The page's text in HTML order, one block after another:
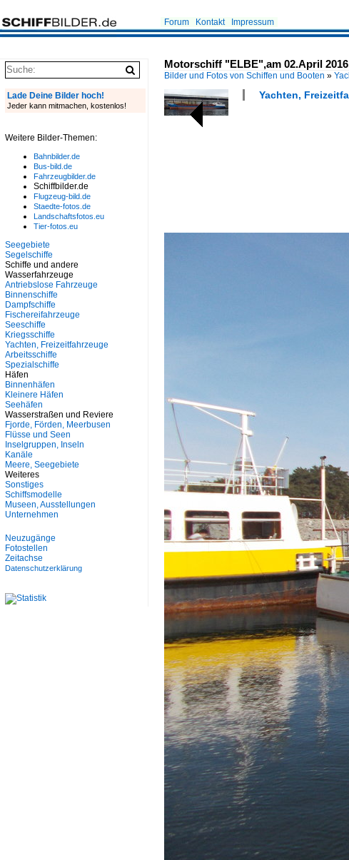
Forum Kontakt Impressum
Motorschiff "ELBE",am 02.April
Bilder und Fotos von Schiffen und Booten »
Yachten,
Lade Deine Bilder hoch!
Jeder kann mitmachen, kostenlos!
Weitere Bilder-Themen:
Bahnbilder.de
Bus-bild.de
Fahrzeugbilder.de
Schiffbilder.de
Flugzeug-bild.de
Staedte-fotos.de
Landschaftsfotos.eu
Tier-fotos.eu
Seegebiete
Segelschiffe
Schiffe und andere
Wasserfahrzeuge
Antriebslose Fahrzeuge
Binnenschiffe
Dampfschiffe
Fischereifahrzeuge
Seeschiffe
Kriegsschiffe
Yachten, Freizeitfahrzeuge
Arbeitsschiffe
Spezialschiffe
Häfen
Binnenhäfen
Kleinere Häfen
Seehäfen
Wasserstraßen und Reviere
Fjorde, Förden, Meerbusen
Flüsse und Seen
Inselgruppen, Inseln
Kanäle
Meere, Seegebiete
Weiteres
Sonstiges
Schiffsmodelle
Museen, Ausstellungen
Unternehmen
Neuzugänge
Fotostellen
Zeitachse
Datenschutzerklärung